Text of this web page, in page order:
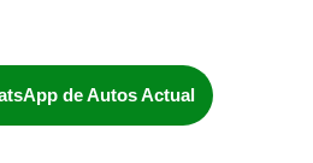
de Autos Actual